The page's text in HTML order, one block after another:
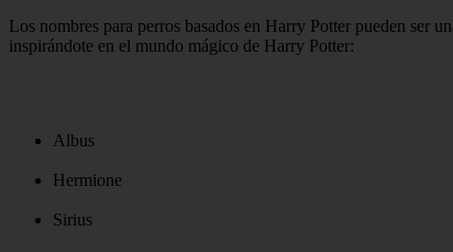
Los nombres para perros basados en Harry Potter pueden ser
inspirándote en el mundo mágico de Harry Potter:
Albus
Hermione
Sirius